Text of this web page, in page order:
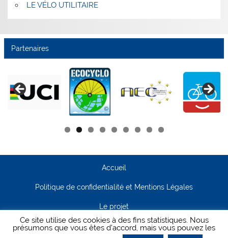
LE VÉLO UTILITAIRE
Partenaires
Accueil
Politique de confidentialité et Mentions Légales
Le projet
Contact
Ce site utilise des cookies à des fins statistiques. Nous
présumons que vous êtes d'accord, mais vous pouvez les